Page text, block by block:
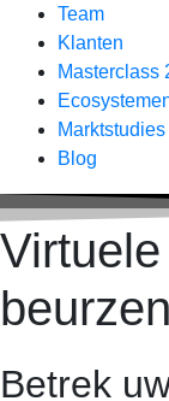
Team
Klanten
Masterclass
Marktstudies
Blog
Betrek